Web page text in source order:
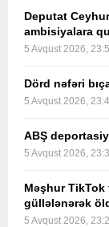
Deputat
ambisiyalara
5 Avqust 2026,
Dörd nəfəri
5 Avqust 2026,
ABŞ
5 Avqust 2026,
Məşhur TikTok
güllələnərək
5 Avqust 2026,